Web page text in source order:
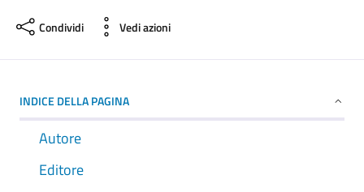
Condividi Vedi azioni
INDICE DELLA PAGINA
Autore
Editore